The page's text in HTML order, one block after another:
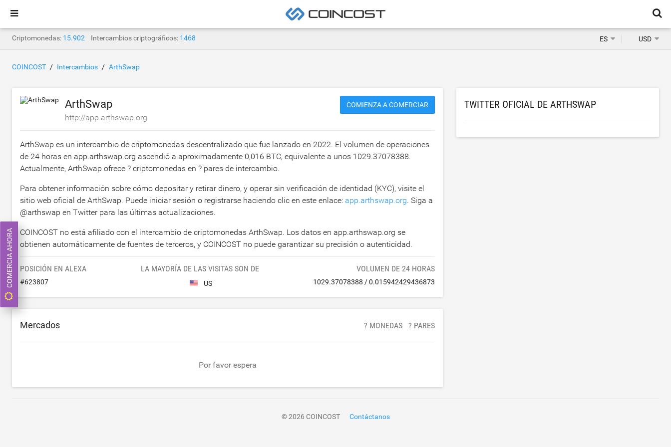
Criptomonedas: 15.902 Intercambios criptográficos: 1468 ES USD
COINCOST Intercambios ArthSwap
ArthSwap
http://app.arthswap.org
COMIENZA A COMERCIAR
ArthSwap es un intercambio de criptomonedas descentralizado que fue lanzado en 2022. El volumen de operaciones
de 24 horas en app.arthswap.org ascendió a aproximadamente 0,016 BTC, equivalente a unos 1029.37078388.
Actualmente, ArthSwap ofrece ? criptomonedas en ? pares de intercambio.
Para obtener información sobre cómo depositar y retirar dinero, y operar sin verificación de identidad (KYC), visite el
sitio web oficial de ArthSwap. Puede iniciar sesión o registrarse haciendo clic en este enlace: app.arthswap.org. Siga a
@arthswap en Twitter para las últimas actualizaciones.
COINCOST no está afiliado con el intercambio de criptomonedas ArthSwap. Los datos en app.arthswap.org se
obtienen automáticamente de fuentes de terceros, y COINCOST no puede garantizar su precisión o autenticidad.
POSICIÓN EN ALEXA
#623807
LA MAYORÍA DE LAS VISITAS SON DE
US
VOLUMEN DE 24 HORAS
1029.37078388 /0.015942429436873
Mercados ? MONEDAS ? PARES
Por favor espera
TWITTER OFICIAL DE ARTHSWAP
© 2026 COINCOST Contáctanos
COMERCIA AHORA